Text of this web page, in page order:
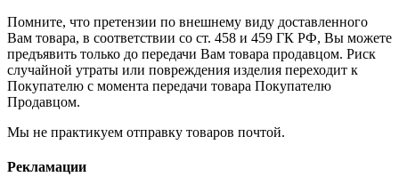
Помните, что претензии по внешнему виду доставленного
Вам товара, в соответствии со ст. 458 и 459 ГК РФ, Вы можете
предъявить только до передачи Вам товара продавцом. Риск
случайной утраты или повреждения изделия переходит к
Покупателю с момента передачи товара Покупателю
Продавцом.
Мы не практикуем отправку товаров почтой.
Рекламации